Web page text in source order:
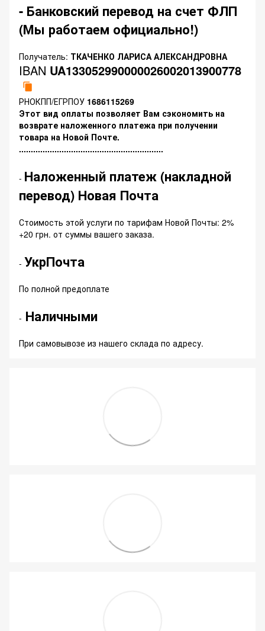
- Банковский перевод на счет ФЛП
(Мы работаем официально!)
Получатель: ТКАЧЕНКО ЛАРИСА АЛЕКСАНДРОВНА
IBAN UA133052990000026002013900778
РНОКПП/ЕГРПОУ 1686115269
Этот вид оплаты позволяет Вам сэкономить на
возврате наложенного платежа при получении
товара на Новой Почте.
.............................................................
- Наложенный платеж (накладной
перевод) Новая Почта
Стоимость этой услуги по тарифам Новой Почты: 2%
+20 грн. от суммы вашего заказа.
- УкрПочта
По полной предоплате
- Наличными
При самовывозе из нашего склада по адресу.